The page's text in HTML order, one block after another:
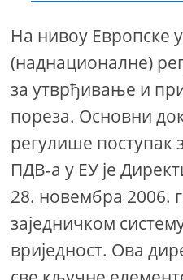
На нивоу Европске
(наднационалне)
за утврђивање и
пореза. Основни
регулише поступак
ПДВ-а у ЕУ је
28. новембра 2006.
заједничком
вриједност. Ова